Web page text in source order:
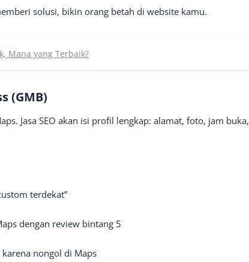
solusi, bikin orang betah di website kamu.
Mana yang Terbaik?
(GMB)
Jasa SEO akan isi profil lengkap: alamat, foto, jam buka,
terdekat”
dengan review bintang 5
nongol di Maps